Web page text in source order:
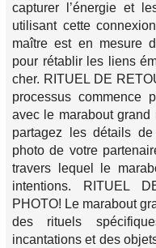
capturer l’énergie et
utilisant cette
maître est en mesure
pour rétablir les liens
cher. RITUEL DE
processus commence
avec le marabout
partagez les détails
photo de votre
travers lequel le
intentions. RITUEL
PHOTO! Le marabout
des rituels
incantations et des